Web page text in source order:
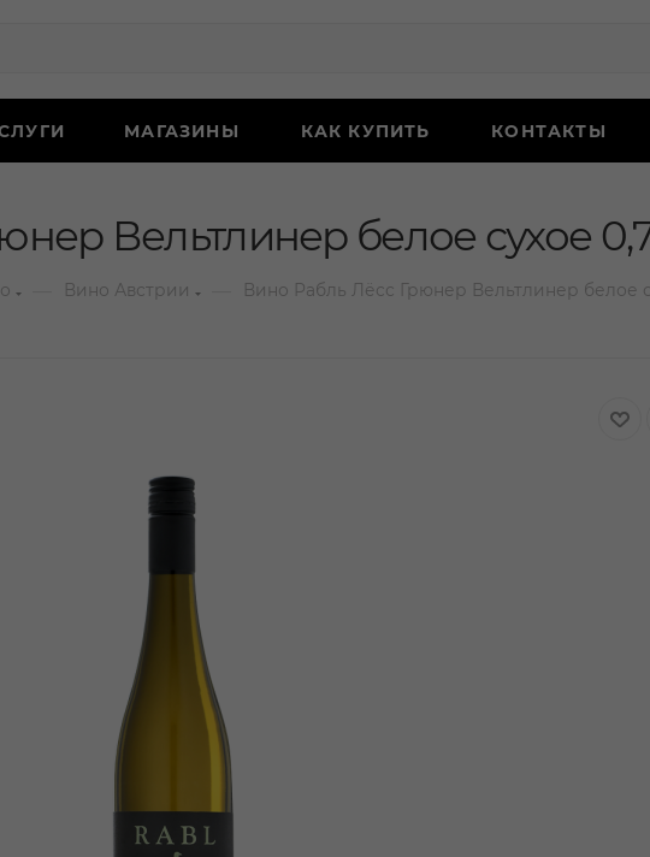
МАГАЗИНЫ КАК КУПИТЬ КОНТАКТЫ
Вельтлинер белое сухое
Вино Австрии Вино Рабль Лёсс Грюнер Вельтлинер белое